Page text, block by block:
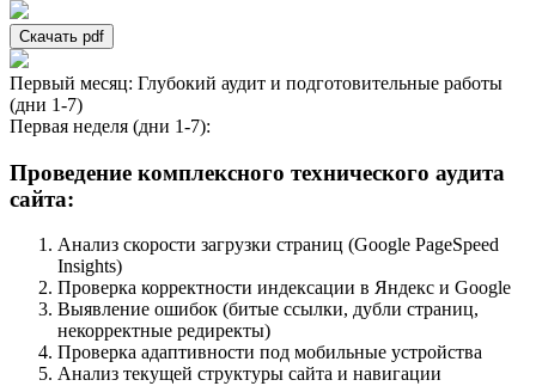
Скачать pdf
Первый месяц: Глубокий аудит и подготовительные работы
(дни 1-7)
Первая неделя (дни 1-7):
Проведение комплексного технического аудита
сайта:
Анализ скорости загрузки страниц (Google PageSpeed
Insights)
Проверка корректности индексации в Яндекс и Google
Выявление ошибок (битые ссылки, дубли страниц,
некорректные редиректы)
Проверка адаптивности под мобильные устройства
Анализ текущей структуры сайта и навигации